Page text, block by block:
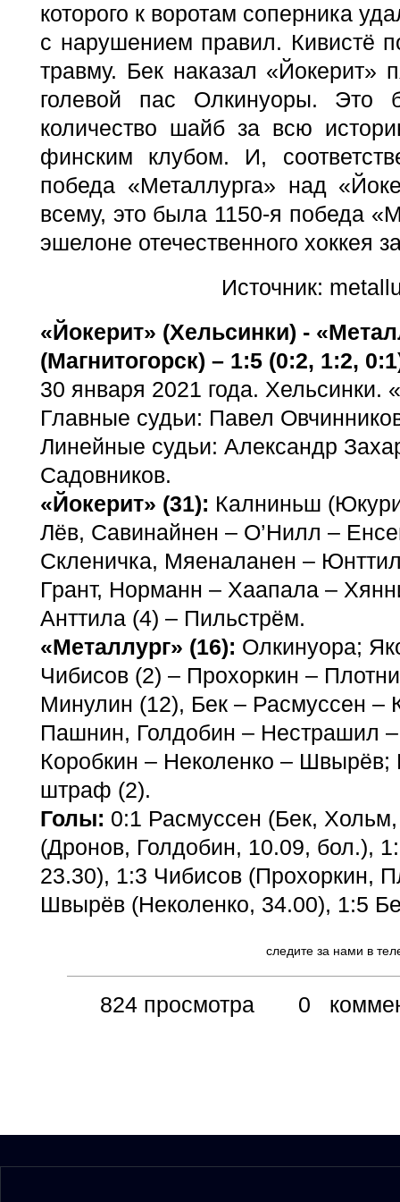
которого к воротам соперника
с нарушением правил. Кивистё
травму. Бек наказал «Йокерит»
голевой пас Олкинуоры. Это
количество шайб за всю
финским клубом. И,
победа «Металлурга» над
всему, это была 1150-я победа
эшелоне отечественного хоккея
Источник:
«Йокерит» (Хельсинки) -
(Магнитогорск) – 1:5 (0:2, 1:2,
30 января 2021 года. Хельсинки.
Главные судьи: Павел
Линейные судьи: Александр
Садовников.
«Йокерит» (31): Калниньш
Лёв, Савинайнен – О’Нилл –
Скленичка, Мяеналанен –
Грант, Норманн – Хаапала –
Анттила (4) – Пильстрём.
«Металлург» (16): Олкинуора;
Чибисов (2) – Прохоркин –
Минулин (12), Бек – Расмуссен –
Пашнин, Голдобин – Нестрашил
Коробкин – Неколенко –
штраф (2).
Голы: 0:1 Расмуссен (Бек,
(Дронов, Голдобин, 10.09, бол.),
23.30), 1:3 Чибисов (Прохоркин,
Швырёв (Неколенко, 34.00), 1:5
следите за нами в
824 просмотра 0